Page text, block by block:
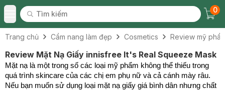
Toggle Menu
Tìm kiếm
Tìm kiếm
0
Trang chủ Cẩm nang làm đẹp Cosmetics Review mỹ
Review Mặt Nạ Giấy innisfree It's Real Squeeze Mask
Mặt nạ là một trong số các loại mỹ phẩm không thể thiếu trong
quá trình skincare của các chị em phụ nữ và cả cánh mày râu.
Nếu bạn muốn sử dụng loại mặt nạ giấy giá bình dân nhưng chất